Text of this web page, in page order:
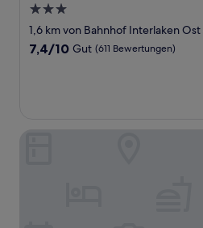
3.0-
Sterne-
Unterkunft
1,6 km von Bahnhof Interlaken
7.4
7,4/10 Gut (611 Bewertungen)